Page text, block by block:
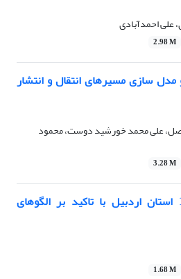
علی احمدآبادی
2.98 M
سازی مسیرهای انتقال و انتشار
علی محمد خورشید دوست، محمود
3.28 M
واکاوی سیل خرداد 1402 استان اردبیل با تاکید بر الگوهای
1.68 M